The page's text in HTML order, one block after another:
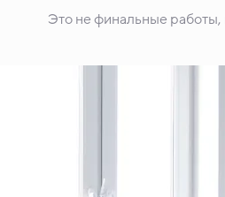
Это не финальные работы,